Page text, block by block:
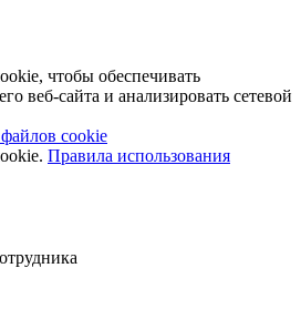
чтобы обеспечивать
веб-сайта и анализировать сетевой
cookie
Правила использования